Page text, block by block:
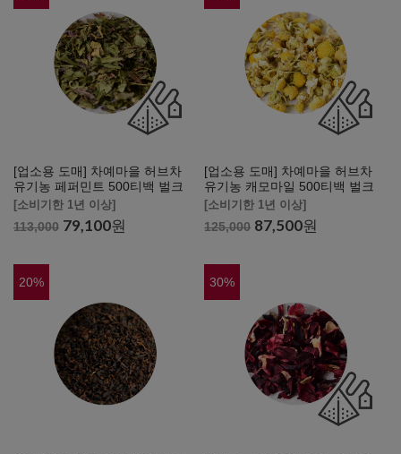
[업소용 도매] 차예마을 허브차
유기농 페퍼민트 500티백 벌크
[소비기한 1년 이상]
113,000 79,100원
[업소용 도매] 차예마을 허브차
유기농 캐모마일 500티백 벌크
[소비기한 1년 이상]
125,000 87,500원
20% 30%